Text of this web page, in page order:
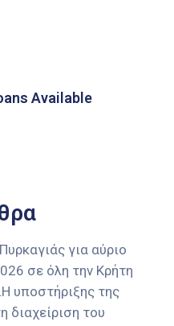
Available
για αύριο
σε όλη την Κρήτη
υποστήριξης της
διαχείριση του